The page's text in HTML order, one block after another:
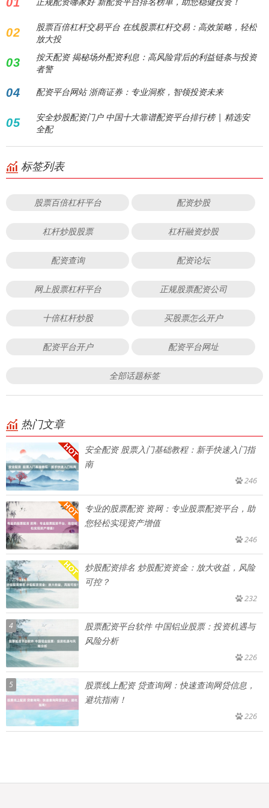
02
股票百倍杠杆交易平台 在线股票杠杆交易：高效策略，轻松
放大投
03
按天配资 揭秘场外配资利息：高风险背后的利益链条与投资
者警
04 配资平台网站 浙商证券：专业洞察，智领投资未来
05
安全炒股配资门户 中国十大靠谱配资平台排行榜 | 精选安
全配
标签列表
股票百倍杠杆平台 配资炒股
杠杆炒股股票 杠杆融资炒股
配资查询 配资论坛
网上股票杠杆平台 正规股票配资公司
十倍杠杆炒股 买股票怎么开户
配资平台开户 配资平台网址
全部话题标签
热门文章
安全配资 股票入门基础教程：新手快速入门指
南
246
专业的股票配资 资网：专业股票配资平台，助
您轻松实现资产增值
246
炒股配资排名 炒股配资资金：放大收益，风险
可控？
232
4
股票配资平台软件 中国铝业股票：投资机遇与
风险分析
226
5
股票线上配资 贷查询网：快速查询网贷信息，
避坑指南！
226